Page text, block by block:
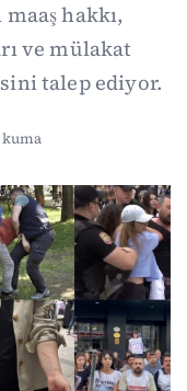
hakkı,
ve mülakat
talep ediyor.